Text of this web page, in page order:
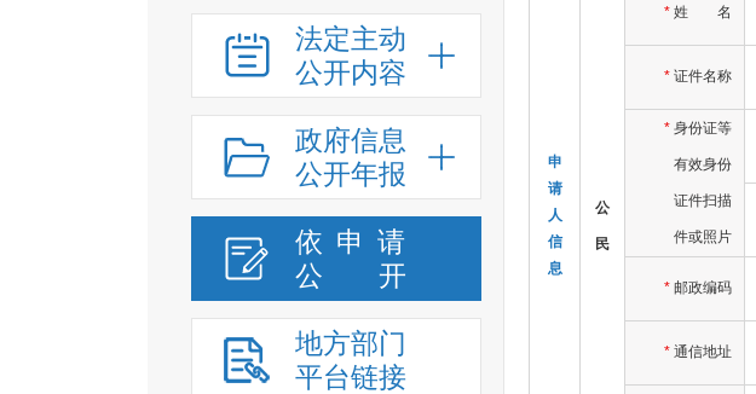
法定主动
公开内容
政府信息
公开年报
依申请
公
开
地方部门
平台链接
申
请
人
信
息
公
民
* 姓 名
* 证件名称
* 身份证等
有效身份
证件扫描
件或照片
* 邮政编码
* 通信地址